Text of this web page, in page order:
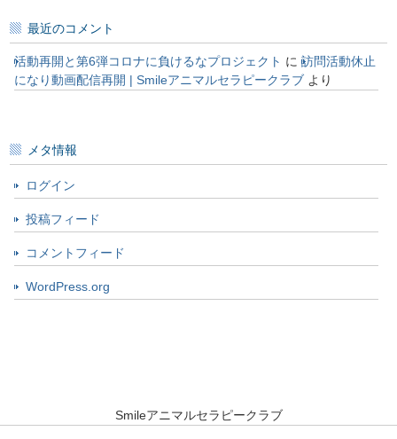
最近のコメント
活動再開と第6弾コロナに負けるなプロジェクト に訪問活動休止
になり動画配信再開 | Smileアニマルセラピークラブ より
メタ情報
ログイン
投稿フィード
コメントフィード
WordPress.org
Smileアニマルセラピークラブ